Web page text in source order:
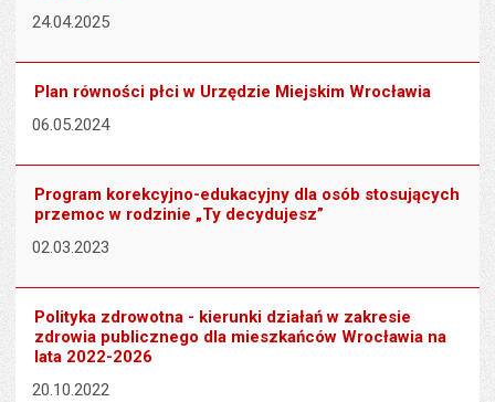
24.04.2025
Plan równości płci w Urzędzie Miejskim Wrocławia
06.05.2024
Program korekcyjno-edukacyjny dla osób stosujących
przemoc w rodzinie „Ty decydujesz”
02.03.2023
Polityka zdrowotna - kierunki działań w zakresie
zdrowia publicznego dla mieszkańców Wrocławia na
lata 2022-2026
20.10.2022